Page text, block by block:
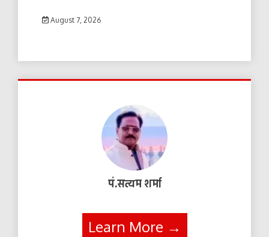
August 7, 2026
पं.सत्यम शर्मा
Learn More →